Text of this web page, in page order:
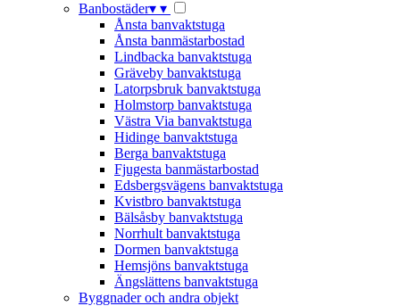
Banbostäder▾ ▾
Ånsta banvaktstuga
Ånsta banmästarbostad
Lindbacka banvaktstuga
Gräveby banvaktstuga
Latorpsbruk banvaktstuga
Holmstorp banvaktstuga
Västra Via banvaktstuga
Hidinge banvaktstuga
Berga banvaktstuga
Fjugesta banmästarbostad
Edsbergsvägens banvaktstuga
Kvistbro banvaktstuga
Bälsåsby banvaktstuga
Norrhult banvaktstuga
Dormen banvaktstuga
Hemsjöns banvaktstuga
Ängslättens banvaktstuga
Byggnader och andra objekt